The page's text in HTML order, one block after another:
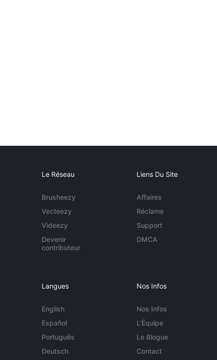
Le Réseau
Brusheezy
Vecteezy
Videezy
Devenir
contributeur
Liens Du Site
Affaires
Réclame
Support
DMCA
Langues
English
Español
Português
Deutsch
Nos Infos
Nos Infos
L'Équipe
Le Blogue
Contact